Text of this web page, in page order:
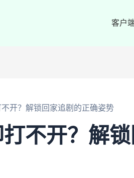
客户
开？解锁回家追剧的正确姿势
不开？解